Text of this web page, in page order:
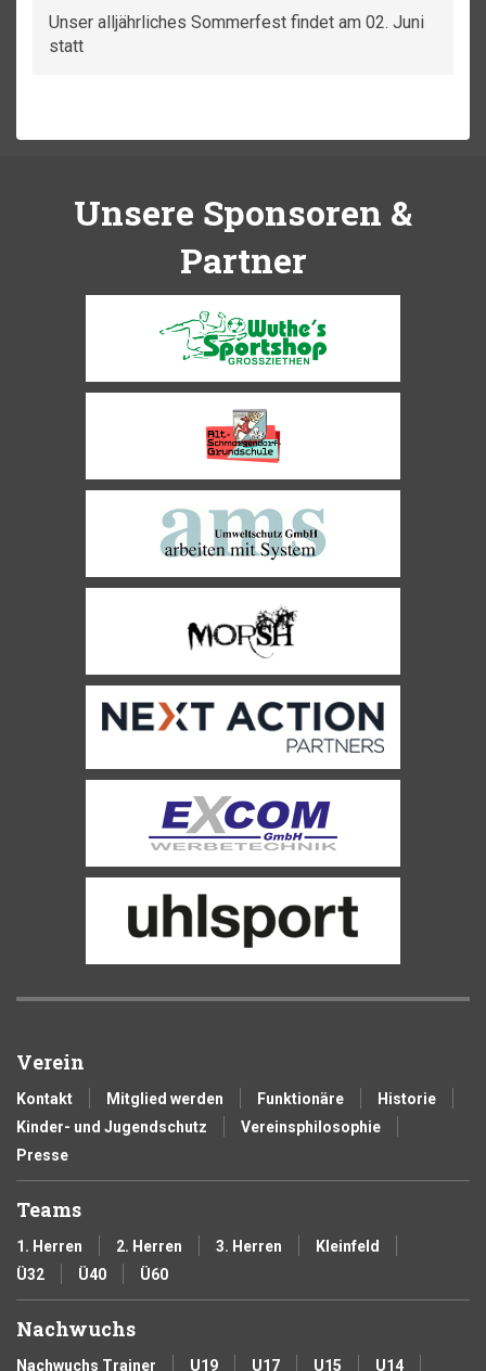
Unser alljährliches Sommerfest findet am 02. Juni
statt
Unsere Sponsoren &
Partner
Verein
Kontakt Mitglied werden Funktionäre
Historie
Kinder- und Jugendschutz
Vereinsphilosophie
Presse
Teams
1. Herren 2. Herren 3. Herren
Kleinfeld
Ü32
Ü40 Ü60
Nachwuchs
Nachwuchs Trainer U19 U17 U15 U14